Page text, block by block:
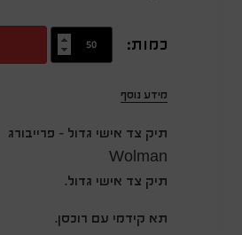
כמות:
מידע נוסף
תיק צד אישי גדול – פרייבורג
Wolman
תיק צד אישי גדול.
תא קידמי עם רוכסן.